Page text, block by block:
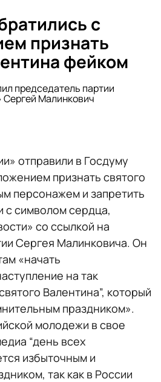
с
признать
фейком
председатель партии
Малинкович
отправили в Госдуму
признать святого
персонажем и запретить
с символом сердца,
со ссылкой на
Сергея Малинковича. Он
«начать
на так
Валентина”, который
праздником».
молодежи в свое
“день всех
избыточным и
так как в России